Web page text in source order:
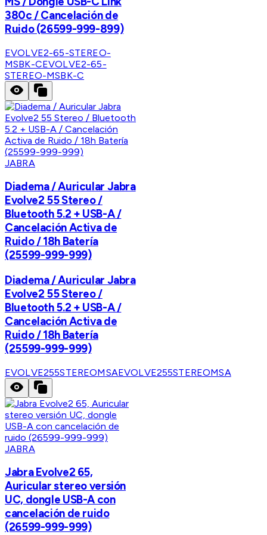
380c / Cancelación de
Ruido (26599-999-899)
EVOLVE2-65-STEREO-
MSBK-CEVOLVE2-65-
STEREO-MSBK-C
JABRA
Diadema / Auricular Jabra
Evolve2 55 Stereo /
Bluetooth 5.2 + USB-A /
Cancelación Activa de
Ruido / 18h Batería
(25599-999-999)
Diadema / Auricular Jabra
Evolve2 55 Stereo /
Bluetooth 5.2 + USB-A /
Cancelación Activa de
Ruido / 18h Batería
(25599-999-999)
EVOLVE255STEREOMSAEVOLVE255STEREOMSA
JABRA
Jabra Evolve2 65,
Auricular stereo versión
UC, dongle USB-A con
cancelación de ruido
(26599-999-999)